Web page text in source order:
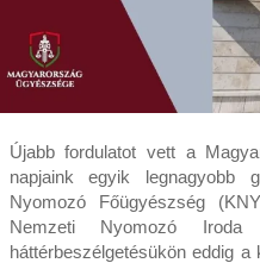
Újabb fordulatot vett a
napjaink egyik legnagyobb
Nyomozó Főügyészség
Nemzeti Nyomozó
háttérbeszélgetésükön eddig